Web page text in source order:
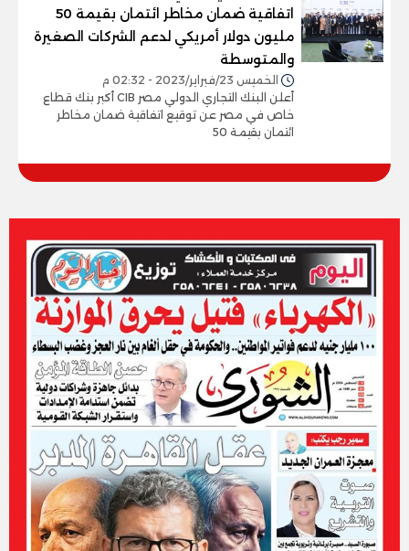
اتفاقية ضمان مخاطر ائتمان بقيمة 50
مليون دولار أمريكي لدعم الشركات الصغيرة
والمتوسطة
الخميس 23/فبراير/2023 - 02:32 م
أعلن البنك التجاري الدولي مصر CIB أكبر بنك قطاع
خاص في مصر عن توقيع اتفاقية ضمان مخاطر
ائتمان بقيمة 50